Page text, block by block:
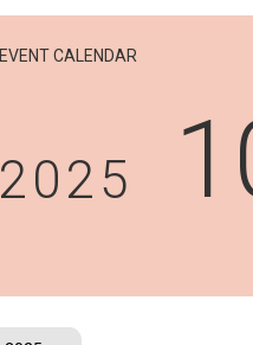
EVENT CALENDAR
2025